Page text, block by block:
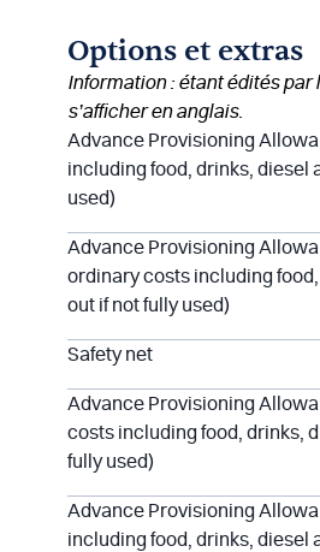
Options et extras
Information : étant édités
s’afficher en anglais.
Advance Provisioning
including food, drinks, diesel
used)
Advance Provisioning
ordinary costs including
out if not fully used)
Safety net
Advance Provisioning
costs including food, drinks,
fully used)
Advance Provisioning
including food, drinks, diesel